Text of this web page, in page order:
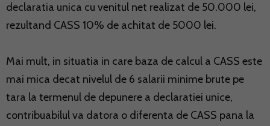
declaratia unica cu venitul net realizat de 50.000 lei,
rezultand CASS 10% de achitat de 5000 lei.
Mai mult, in situatia in care baza de calcul a CASS este
mai mica decat nivelul de 6 salarii minime brute pe
tara la termenul de depunere a declaratiei unice,
contribuabilul va datora o diferenta de CASS pana la